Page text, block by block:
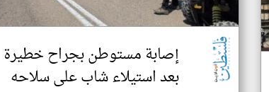
إصابة مستوطن بجراح خطيرة
بعد استيلاء شاب على سلاحه